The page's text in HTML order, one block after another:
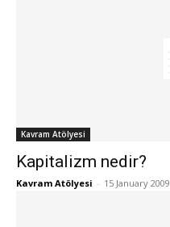
Kavram Atölyesi
Kapitalizm nedir?
Kavram Atölyesi - 15 January 2009